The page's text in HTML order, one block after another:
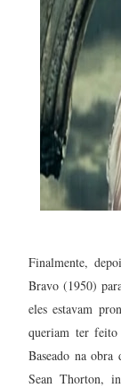
Finalmente,
Bravo (1950)
eles estavam
queriam ter
Baseado na
Sean Thorton,